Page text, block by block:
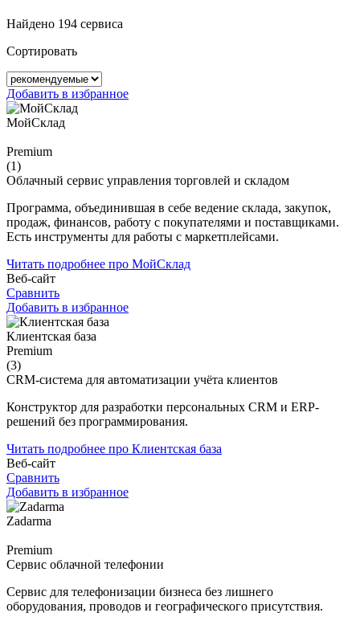
Найдено 194 сервиса
Сортировать
Добавить в избранное
МойСклад
Premium
(1)
Облачный сервис управления торговлей и складом
Программа, объединившая в себе ведение склада, закупок,
продаж, финансов, работу с покупателями и поставщиками.
Есть инструменты для работы с маркетплейсами.
Читать подробнее про МойСклад
Веб-сайт
Сравнить
Добавить в избранное
Клиентская база
Premium
(3)
CRM-система для автоматизации учёта клиентов
Конструктор для разработки персональных CRM и ERP-
решений без программирования.
Читать подробнее про Клиентская база
Веб-сайт
Сравнить
Добавить в избранное
Zadarma
Premium
Сервис облачной телефонии
Сервис для телефонизации бизнеса без лишнего
оборудования, проводов и географического присутствия.